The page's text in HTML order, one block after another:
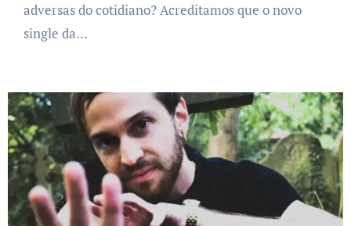
adversas do cotidiano? Acreditamos que o novo
single da...